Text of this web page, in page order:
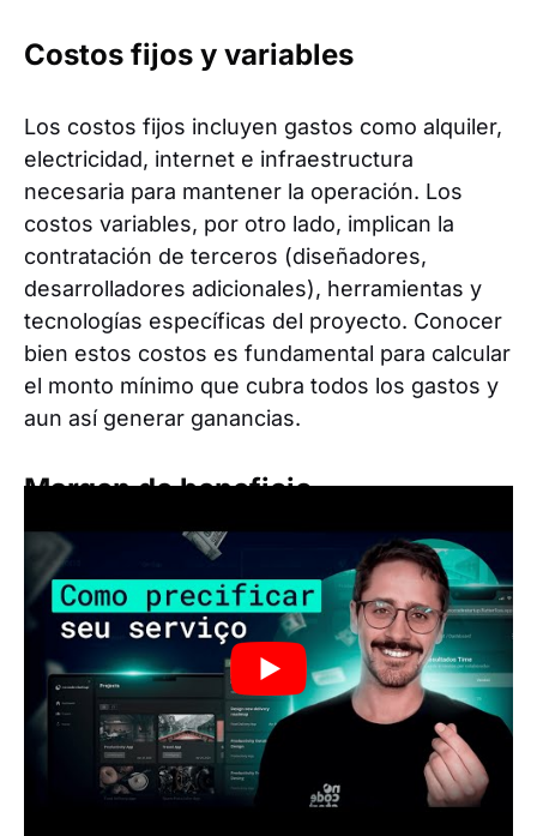
Costos fijos y variables
Los costos fijos incluyen gastos como alquiler,
electricidad, internet e infraestructura
necesaria para mantener la operación. Los
costos variables, por otro lado, implican la
contratación de terceros (diseñadores,
desarrolladores adicionales), herramientas y
tecnologías específicas del proyecto. Conocer
bien estos costos es fundamental para calcular
el monto mínimo que cubra todos los gastos y
aun así generar ganancias.
Margen de beneficio
El margen de ganancia debe definirse tomando
en cuenta el mercado y el nivel de experiencia
y autoridad del desarrollador o agencia. Por
tanto, los márgenes de beneficio pueden variar
entre 20% y 50% dependiendo del tipo de
proyecto y expectativas financieras.
Tipo de cliente